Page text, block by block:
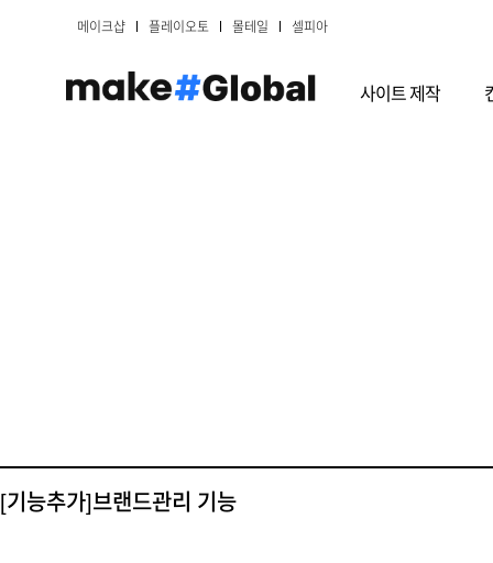
메이크샵 플레이오토 몰테일 셀피아
사이트 제작
[기능추가]브랜드관리 기능